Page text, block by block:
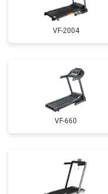
VF-2004
VF-660